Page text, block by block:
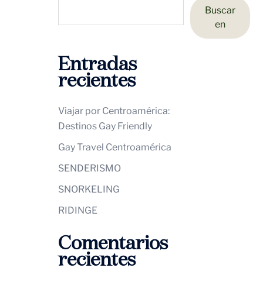
Buscar
en
Entradas
recientes
Viajar por Centroamérica:
Destinos Gay Friendly
Gay Travel Centroamérica
SENDERISMO
SNORKELING
RIDINGE
Comentarios
recientes